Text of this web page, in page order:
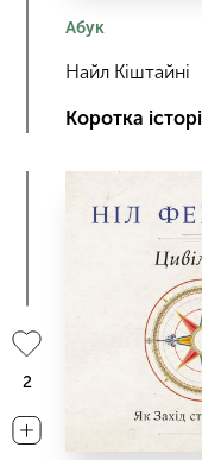
Абук
Найл Кіштайні
Коротка
2